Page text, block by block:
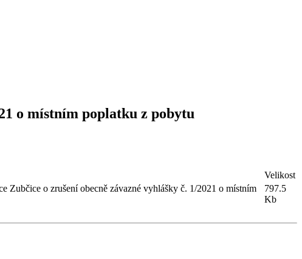
o místním poplatku z pobytu
Velikost
Zubčice o zrušení obecně závazné vyhlášky č. 1/2021 o místním
797.5
Kb